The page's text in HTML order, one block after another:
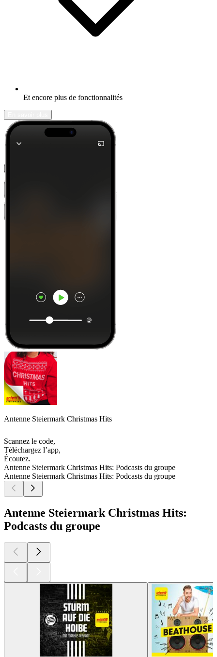
Et encore plus de fonctionnalités
Antenne Steiermark Christmas Hits
Scannez le code,
Téléchargez l’app,
Écoutez.
Antenne Steiermark Christmas Hits: Podcasts du groupe
Antenne Steiermark Christmas Hits: Podcasts du groupe
Antenne Steiermark Christmas Hits:
Podcasts du groupe